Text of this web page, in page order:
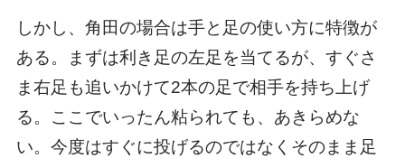
しかし、角田の場合は手と足の使い方に特徴が
ある。まずは利き足の左足を当てるが、すぐさ
ま右足も追いかけて2本の足で相手を持ち上げ
る。ここでいったん粘られても、あきらめな
い。今度はすぐに投げるのではなくそのまま足